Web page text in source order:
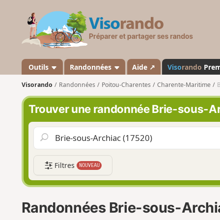
s
a
n
d
o
Outils Randonnées Aide ↗ Visorando
Visorando Randonnées Poitou-Charentes Charente-Maritime
Trouver une randonnée Brie-sous-
Filtres NOUVEAU
Randonnées Brie-sous-